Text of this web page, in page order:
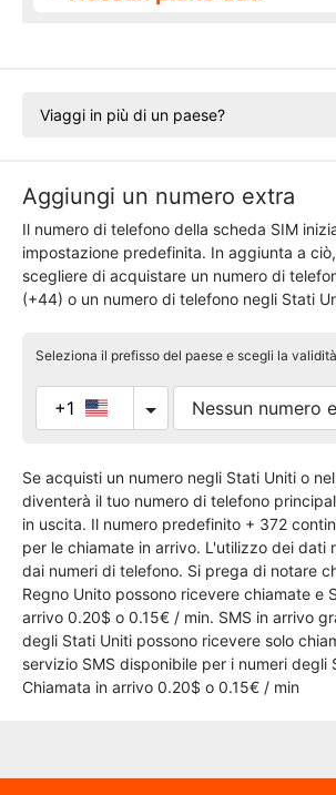
Viaggi in più di un paese?
Aggiungi un numero extra
Il numero di telefono della scheda SIM
impostazione predefinita. In aggiunta a
scegliere di acquistare un numero di
(+44) o un numero di telefono negli Stati
Seleziona il prefisso del paese e scegli la
+1
Se acquisti un numero negli Stati Uniti o
diventerà il tuo numero di telefono
in uscita. Il numero predefinito + 372
per le chiamate in arrivo. L'utilizzo dei dati
dai numeri di telefono. Si prega di notare
Regno Unito possono ricevere chiamate e
arrivo 0.20$ o 0.15€ / min. SMS in arrivo
degli Stati Uniti possono ricevere solo
servizio SMS disponibile per i numeri degli
Chiamata in arrivo 0.20$ o 0.15€ / min